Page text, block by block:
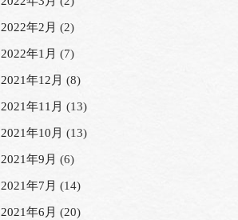
2022年2月 (2)
2022年1月 (7)
2021年12月 (8)
2021年11月 (13)
2021年10月 (13)
2021年9月 (6)
2021年7月 (14)
2021年6月 (20)